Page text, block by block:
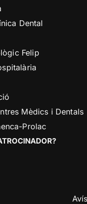
Dental
Felip
Mèdics i Dentals
Prolac